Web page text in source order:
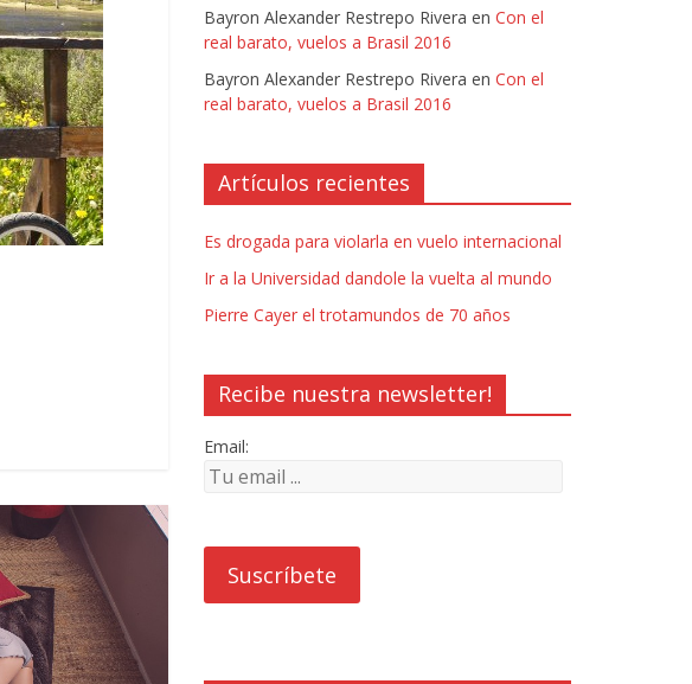
Bayron Alexander Restrepo Rivera en Con el
real barato, vuelos a Brasil 2016
Bayron Alexander Restrepo Rivera en Con el
real barato, vuelos a Brasil 2016
Artículos recientes
Es drogada para violarla en vuelo internacional
Ir a la Universidad dandole la vuelta al mundo
Pierre Cayer el trotamundos de 70 años
Recibe nuestra newsletter!
Email: